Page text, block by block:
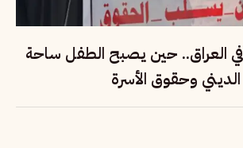
العراق.. حين يصبح الطفل ساحة
وحقوق الأسرة